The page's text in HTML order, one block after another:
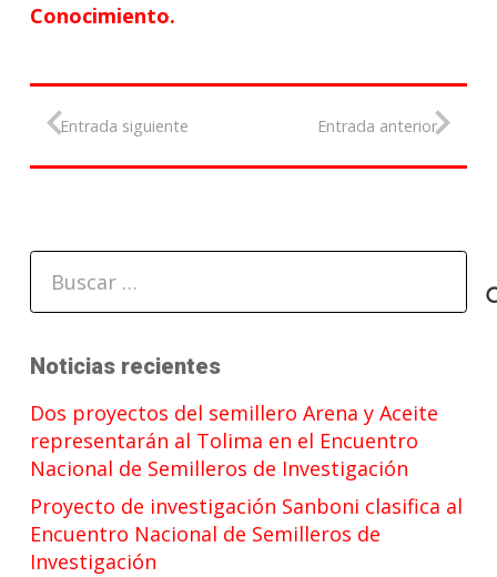
Conocimiento.
Entrada siguiente Entrada anterior
Noticias recientes
Dos proyectos del semillero Arena y Aceite
representarán al Tolima en el Encuentro
Nacional de Semilleros de Investigación
Proyecto de investigación Sanboni clasifica al
Encuentro Nacional de Semilleros de
Investigación